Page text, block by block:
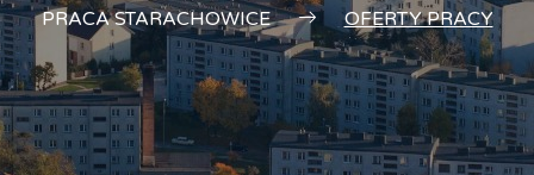
PRACA STARACHOWICE OFERTY PRACY